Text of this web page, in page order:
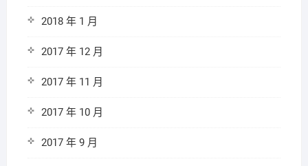
2018 年 1 月
2017 年 12 月
2017 年 11 月
2017 年 10 月
2017 年 9 月